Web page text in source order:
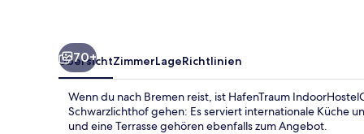
70+
ÜbersichtZimmerLageRichtlinien
Wenn du nach Bremen reist, ist HafenTraum
Schwarzlichthof gehen: Es serviert internationale Küche
und eine Terrasse gehören ebenfalls zum Angebot.